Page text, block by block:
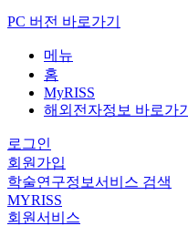
PC 버전 바로가기
메뉴
홈
MyRISS
해외전자정보 바로가기
로그인
회원가입
학술연구정보서비스 검색
MYRISS
회원서비스